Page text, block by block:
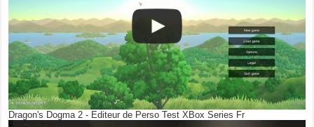
Dragon's Dogma 2 - Editeur de Perso Test XBox Series Fr